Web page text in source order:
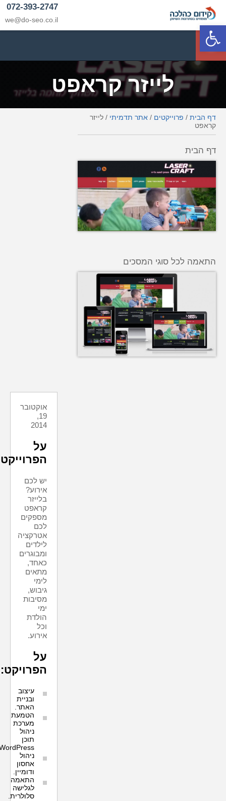
פתח סרגל נגישות
072-393-2747
we@do-seo.co.il
p
לייזר קראפט
דף הבית / פרוייקטים / אתר תדמיתי / לייזר
קראפט
דף הבית
התאמה לכל סוגי המסכים
אוקטובר
19,
2014
על
הפרוייקט
יש לכם
אירוע?
בלייזר
קראפט
מספקים
לכם
אטרקציה
לילדים
ומבוגרים
כאחד,
מתאים
לימי
גיבוש,
מסיבות
ימי
הולדת
וכל
אירוע.
על
הפרויקט:
עיצוב
ובניית
האתר.
הטמעת
מערכת
ניהול
תוכן
ניהול
אחסון
ודומיין.
התאמה
לגלישה
סלולרית.